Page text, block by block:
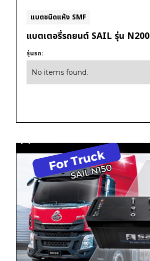
แบตชนิดแห้ง SMF
แบตเตอรี่รถยนต์ SAIL รุ่น N200
รุ่นรถ:
No items found.